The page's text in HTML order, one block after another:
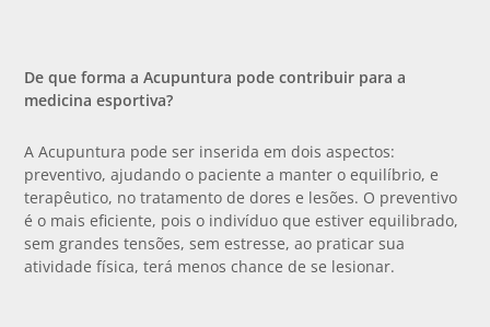
De que forma a Acupuntura pode contribuir para a
medicina esportiva?
A Acupuntura pode ser inserida em dois aspectos:
preventivo, ajudando o paciente a manter o equilíbrio, e
terapêutico, no tratamento de dores e lesões. O preventivo
é o mais eficiente, pois o indivíduo que estiver equilibrado,
sem grandes tensões, sem estresse, ao praticar sua
atividade física, terá menos chance de se lesionar.